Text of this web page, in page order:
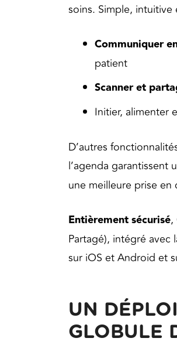
soins. Simple,
Communiquer
patient
Scanner et
Initier, alimenter
D’autres
l’agenda garantissent
une meilleure prise
Entièrement sécurisé,
Partagé), intégré avec
sur iOS et Android et
UN
GLOBULE